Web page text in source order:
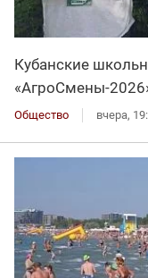
Кубанские
«АгроСмены-
Общество вчера,